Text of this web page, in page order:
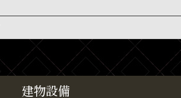
建物設備